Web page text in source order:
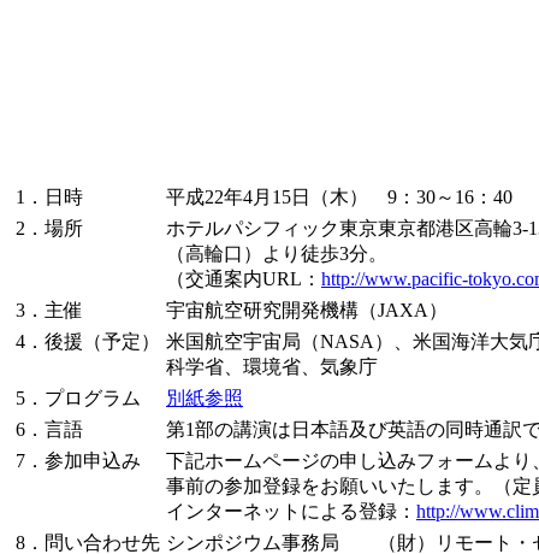
1．日時
平成22年4月15日（木） 9：30～16：40
2．場所
ホテルパシフィック東京東京都港区高輪3-
（高輪口）より徒歩3分。
（交通案内URL： http://www.pacific-
3．主催
宇宙航空研究開発機構（JAXA）
4．後援（予定）
米国航空宇宙局（NASA）、米国海洋大
科学省、環境省、気象庁
5．プログラム
別紙参照
6．言語
第1部の講演は日本語及び英語の同時通訳
7．参加申込み
下記ホームページの申し込みフォームよ
事前の参加登録をお願いいたします。（定
インターネットによる登録： http://
8．問い合わせ先 シンポジウム事務局 （財）リモート・